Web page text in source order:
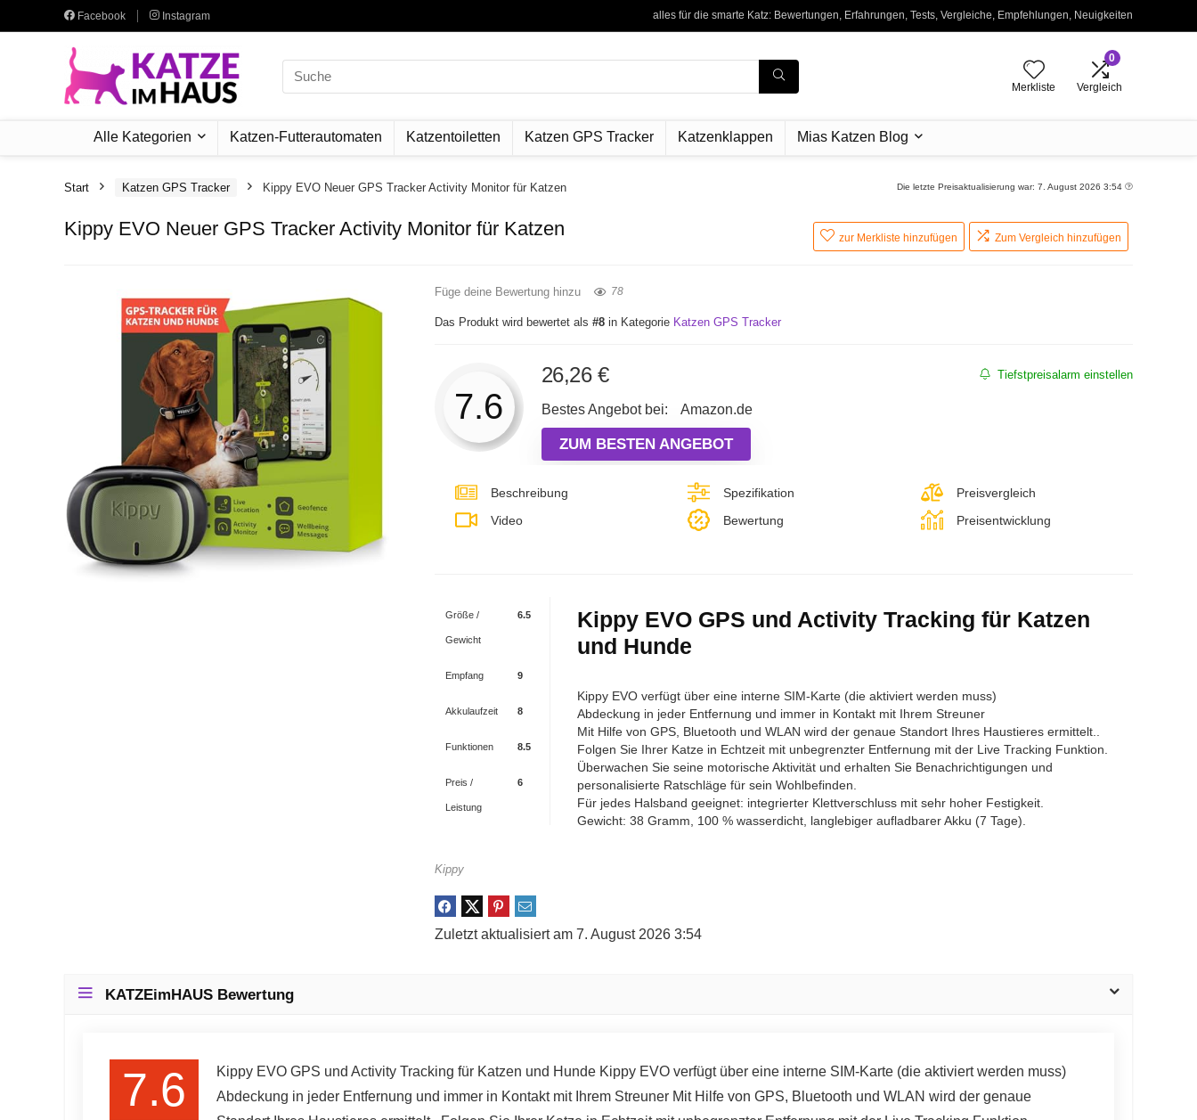
Facebook Instagram alles für die smarte Katz: Bewertungen, Erfahrungen, Tests, Vergleiche, Empfehlungen, Neuigkeiten
Search
for:
Merkliste
0
Vergleich
Alle Kategorien Katzen-Futterautomaten Katzentoiletten Katzen GPS Tracker Katzenklappen Mias Katzen Blog
Die letzte Preisaktualisierung war: 7. August 2026 3:54
Start Katzen GPS Tracker Kippy EVO Neuer GPS Tracker Activity Monitor für Katzen
Kippy EVO Neuer GPS Tracker Activity Monitor für Katzen zur Merkliste hinzufügen Zum Vergleich hinzufügen
Füge deine Bewertung hinzu 78
Das Produkt wird bewertet als #8in Kategorie Katzen GPS Tracker
7.6
Tiefstpreisalarm einstellen
26,26 €
Bestes Angebot bei: Amazon.de
ZUM BESTEN ANGEBOT
Beschreibung
Video
Spezifikation
Bewertung
Preisvergleich
Preisentwicklung
Größe /
Gewicht
6.5
Empfang 9
Akkulaufzeit 8
Funktionen 8.5
Preis /
Leistung
6
Kippy EVO GPS und Activity Tracking für Katzen
und Hunde
Kippy EVO verfügt über eine interne SIM-Karte (die aktiviert werden muss)
Abdeckung in jeder Entfernung und immer in Kontakt mit Ihrem Streuner
Mit Hilfe von GPS, Bluetooth und WLAN wird der genaue Standort Ihres Haustieres ermittelt..
Folgen Sie Ihrer Katze in Echtzeit mit unbegrenzter Entfernung mit der Live Tracking Funktion.
Überwachen Sie seine motorische Aktivität und erhalten Sie Benachrichtigungen und
personalisierte Ratschläge für sein Wohlbefinden.
Für jedes Halsband geeignet: integrierter Klettverschluss mit sehr hoher Festigkeit.
Gewicht: 38 Gramm, 100 % wasserdicht, langlebiger aufladbarer Akku (7 Tage).
Kippy
Zuletzt aktualisiert am 7. August 2026 3:54
KATZEimHAUS Bewertung
7.6
Kippy EVO GPS und Activity Tracking für Katzen und Hunde Kippy EVO verfügt über eine interne SIM-Karte (die aktiviert werden muss)
Abdeckung in jeder Entfernung und immer in Kontakt mit Ihrem Streuner Mit Hilfe von GPS, Bluetooth und WLAN wird der genaue